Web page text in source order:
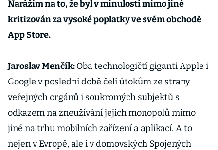
Narážím na to, že byl v minulosti mimo jiné
kritizován za vysoké poplatky ve svém obchodě
App Store.
Jaroslav Menčík:Oba technologičtí giganti Apple i
Google v poslední době čelí útokům ze strany
veřejných orgánů i soukromých subjektů s
odkazem na zneužívání jejich monopolů mimo
jiné na trhu mobilních zařízení a aplikací. A to
nejen v Evropě, ale i v domovských Spojených